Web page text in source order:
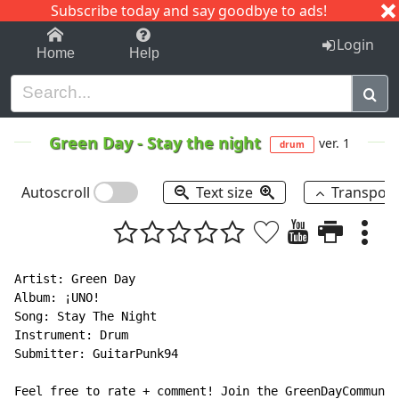
Subscribe today and say goodbye to ads!
1-9 C I J
Home Help Login
Green Day-Stay the night drum ver. 1
Autoscroll Text size
Artist: Green Day
Album: ¡UNO!
Song: Stay The Night
Instrument: Drum
Submitter: GuitarPunk94
Feel free to rate + comment! Join the